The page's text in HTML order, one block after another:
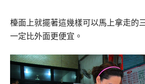
檯面上就擺著這幾樣可以馬上拿走的
一定比外面更便宜。